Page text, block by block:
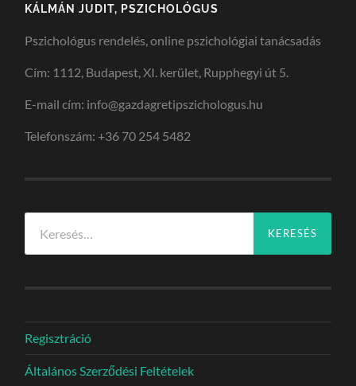
KÁLMÁN JUDIT, PSZICHOLÓGUS
Pszichológus rendelés, online pszichológiai tanácsadás
Cím: 1112, Budapest, XI. kerület, Rupphegyi út 5.
E-mail cím: info@gazdagretipszichologus.hu
Telefonszám: +36 70 254 5482
Regisztráció
Általános Szerződési Feltételek